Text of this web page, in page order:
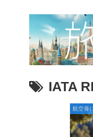
IATA
航空券